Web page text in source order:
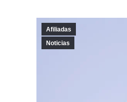
Afiliadas
Noticias